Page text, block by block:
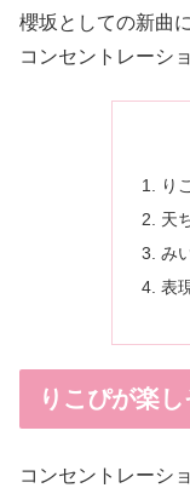
櫻坂としての新曲
コンセントレーシ
り
天
み
表
りこぴが楽
コンセントレーシ